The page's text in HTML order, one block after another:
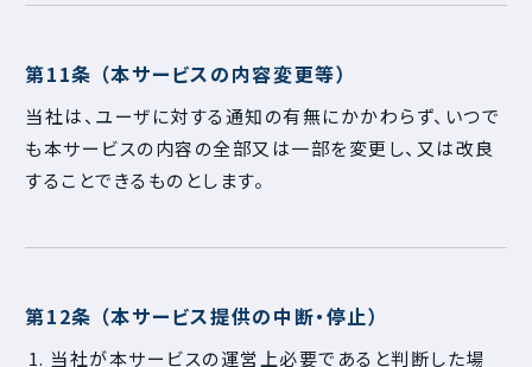
第11条 （本サービスの内容変更等）
当社は、ユーザに対する通知の有無にかかわらず、いつで
も本サービスの内容の全部又は一部を変更し、又は改良
することできるものとします。
第12条 （本サービス提供の中断・停止）
1. 当社が本サービスの運営上必要であると判断した場